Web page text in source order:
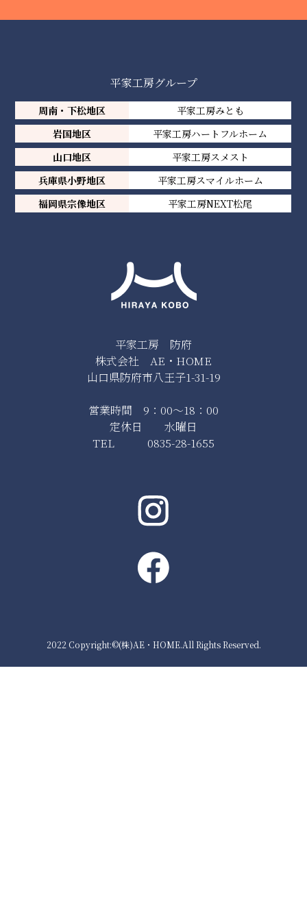
平家工房 防府
株式会社 AE・HOME
山口県防府市八王子1-31-19
営業時間 9：00～18：00
定休日 水曜日
TEL 0835-28-1655
平家工房グループ
周南・下松地区
平家工房みとも
岩国地区
平家工房ハートフルホーム
山口地区
平家工房スメスト
兵庫県小野地区
平家工房スマイルホーム
福岡県宗像地区
平家工房NEXT松尾
2022 Copyright:©(株)AE・HOME.All Rights Reserved.